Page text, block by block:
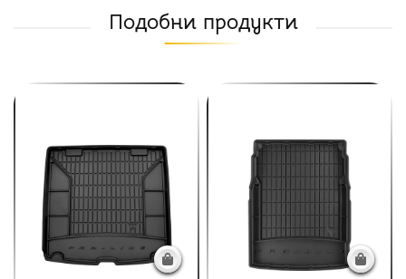
Подобни продукти